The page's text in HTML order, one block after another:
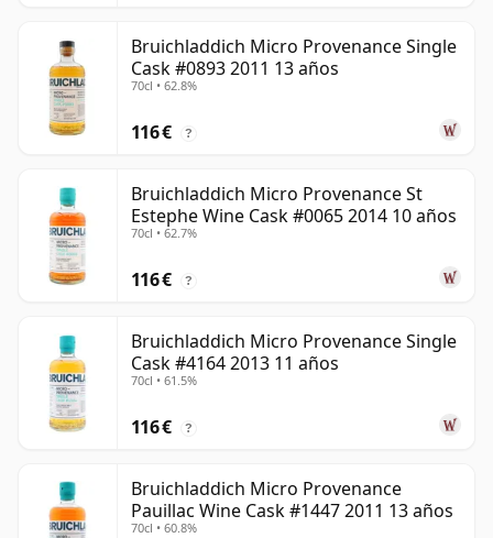
Bruichladdich Micro Provenance Single
Cask #0893 2011 13 años
70cl • 62.8%
116 € ?
Bruichladdich Micro Provenance St
Estephe Wine Cask #0065 2014 10 años
70cl • 62.7%
116 € ?
Bruichladdich Micro Provenance Single
Cask #4164 2013 11 años
70cl • 61.5%
116 € ?
Bruichladdich Micro Provenance
Pauillac Wine Cask #1447 2011 13 años
70cl • 60.8%